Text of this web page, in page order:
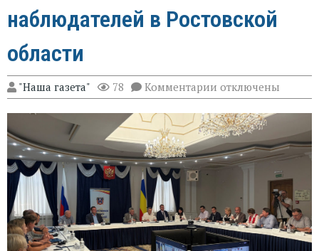
наблюдателей в Ростовской
области
"Наша газета" 78 Комментарии к
записи
Эксперт
Александр
Брод
высоко
оценил
подготовку
наблюдателей
Ростовской
области
отключены